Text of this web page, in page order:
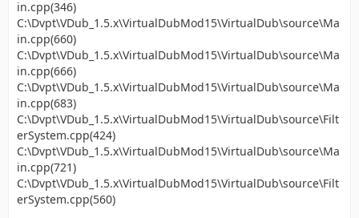
in.cpp(346)
C:\Dvpt\VDub_1.5.x\VirtualDubMod15\VirtualDub\source\Ma
in.cpp(660)
C:\Dvpt\VDub_1.5.x\VirtualDubMod15\VirtualDub\source\Ma
in.cpp(666)
C:\Dvpt\VDub_1.5.x\VirtualDubMod15\VirtualDub\source\Ma
in.cpp(683)
C:\Dvpt\VDub_1.5.x\VirtualDubMod15\VirtualDub\source\Filt
erSystem.cpp(424)
C:\Dvpt\VDub_1.5.x\VirtualDubMod15\VirtualDub\source\Ma
in.cpp(721)
C:\Dvpt\VDub_1.5.x\VirtualDubMod15\VirtualDub\source\Filt
erSystem.cpp(560)